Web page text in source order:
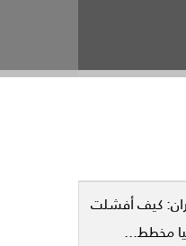
كيف أفشلت
مخطط...